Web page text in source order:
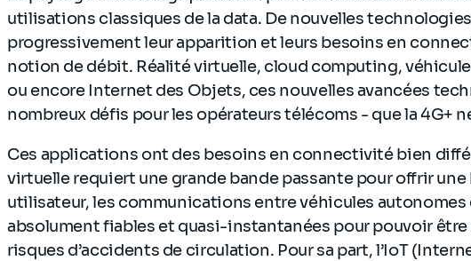
utilisations classiques de la data. De nouvelles
progressivement leur apparition et leurs besoins en
notion de débit. Réalité virtuelle, cloud computing,
ou encore Internet des Objets, ces nouvelles avancées
nombreux défis pour les opérateurs télécoms - que la 4G+
Ces applications ont des besoins en connectivité bien
virtuelle requiert une grande bande passante pour offrir
utilisateur, les communications entre véhicules
absolument fiables et quasi-instantanées pour pouvoir être
risques d’accidents de circulation. Pour sa part, l’IoT